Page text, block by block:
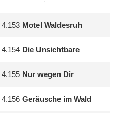
4.153 Motel Waldesruh
4.154 Die Unsichtbare
4.155 Nur wegen Dir
4.156 Geräusche im Wald